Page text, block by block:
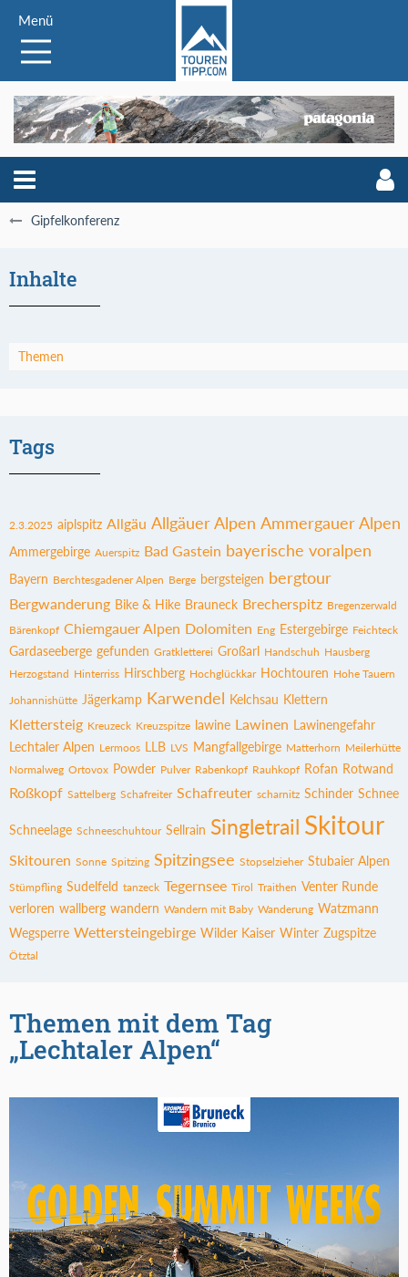
Menü
Gipfelkonferenz
Inhalte
Themen
Tags
2.3.2025 aiplspitz Allgäu Allgäuer Alpen Ammergauer Alpen
Ammergebirge Auerspitz Bad Gastein bayerische voralpen
Bayern Berchtesgadener Alpen Berge bergsteigen bergtour
Bergwanderung Bike & Hike Brauneck Brecherspitz Bregenzerwald
Bärenkopf Chiemgauer Alpen Dolomiten Eng Estergebirge Feichteck
Gardaseeberge gefunden Gratkletterei Großarl Handschuh Hausberg
Herzogstand Hinterriss Hirschberg Hochglückkar Hochtouren Hohe Tauern
Johannishütte Jägerkamp Karwendel Kelchsau Klettern
Klettersteig Kreuzeck Kreuzspitze lawine Lawinen Lawinengefahr
Lechtaler Alpen Lermoos LLB LVS Mangfallgebirge Matterhorn Meilerhütte
Normalweg Ortovox Powder Pulver Rabenkopf Rauhkopf Rofan Rotwand
Roßkopf Sattelberg Schafreiter Schafreuter scharnitz Schinder Schnee
Schneelage Schneeschuhtour Sellrain Singletrail Skitour
Skitouren Sonne Spitzing Spitzingsee Stopselzieher Stubaier Alpen
Stümpfling Sudelfeld tanzeck Tegernsee Tirol Traithen Venter Runde
verloren wallberg wandern Wandern mit Baby Wanderung Watzmann
Wegsperre Wettersteingebirge Wilder Kaiser Winter Zugspitze
Ötztal
Themen mit dem Tag
„Lechtaler Alpen“